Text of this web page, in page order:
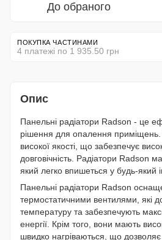
До обраного
ПОКУПКА ЧАСТИНАМИ
4 платежі по 1 935.50 грн
Опис
Панельні радіатори Radson - це
рішення для опалення приміщень.
високої якості, що забезпечує
довговічність. Радіатори Radson
який легко впишеться у будь-який
Панельні радіатори Radson
термостатичними вентилями, які
температуру та забезпечують
енергії. Крім того, вони мають
швидко нагріваються, що